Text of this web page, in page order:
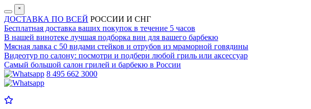
˟
ДОСТАВКА ПО ВСЕЙ РОССИИ И СНГ
Бесплатная доставка ваших покупок в течение 5 часов
В нашей винотеке лучшая подборка вин для вашего барбекю
Мясная лавка с 50 видами стейков и отрубов из мраморной говядины
Видеотур по салону: посмотри и подбери любой гриль или аксессуар
Самый большой салон грилей и барбекю в России
8 495 662 3000